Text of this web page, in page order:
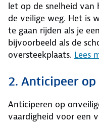
let op de snelheid van
de veilige weg. Het is
te gaan rijden als je
bijvoorbeeld als de
oversteekplaats. Lees
2. Anticipeer
Anticiperen op
vaardigheid voor een